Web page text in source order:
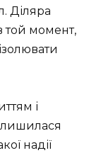
Діляра
той момент,
і
надії